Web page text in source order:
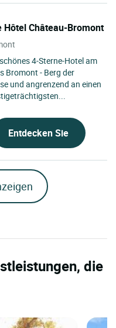
Hôtel Château-Bromont
4-Sterne-Hotel am
Bromont - Berg der
und angrenzend an einen
Entdecken Sie
die